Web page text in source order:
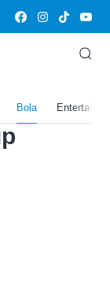
Bola
Abby
dan